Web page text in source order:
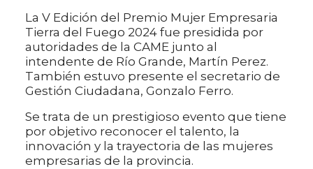
La V Edición del Premio Mujer Empresaria
Tierra del Fuego 2024 fue presidida por
autoridades de la CAME junto al
intendente de Río Grande, Martín Perez.
También estuvo presente el secretario de
Gestión Ciudadana, Gonzalo Ferro.
Se trata de un prestigioso evento que tiene
por objetivo reconocer el talento, la
innovación y la trayectoria de las mujeres
empresarias de la provincia.